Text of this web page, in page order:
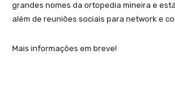
grandes nomes da ortopedia mineira e
além de reuniões sociais para network e
Mais informações em breve!